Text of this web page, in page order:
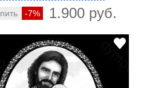
-7% 1.900 руб.